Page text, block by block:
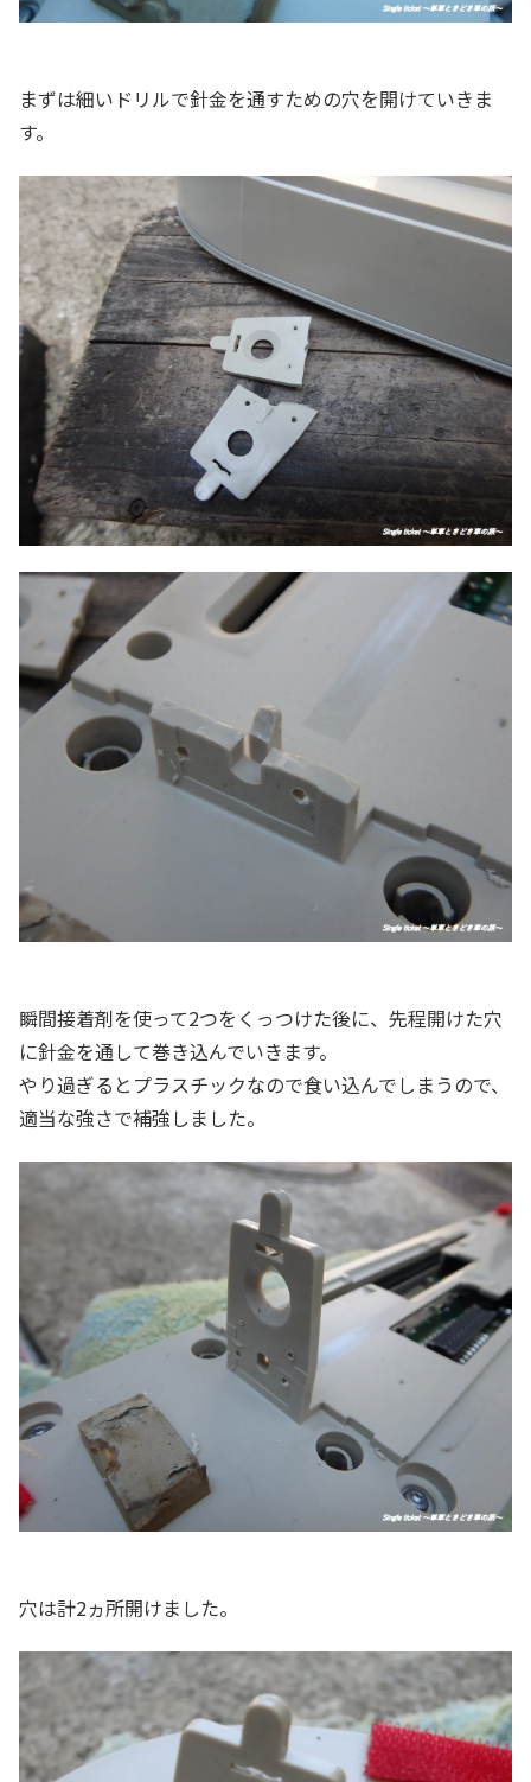
まずは細いドリルで針金を通すための穴を開けていきま
す。
瞬間接着剤を使って2つをくっつけた後に、先程開けた穴
に針金を通して巻き込んでいきます。
やり過ぎるとプラスチックなので食い込んでしまうので、
適当な強さで補強しました。
穴は計2ヵ所開けました。